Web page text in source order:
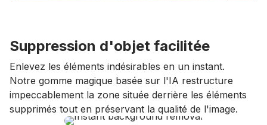
Suppression d'objet facilitée
Enlevez les éléments indésirables en un instant.
Notre gomme magique basée sur l'IA restructure
impeccablement la zone située derrière les éléments
supprimés tout en préservant la qualité de l'image.